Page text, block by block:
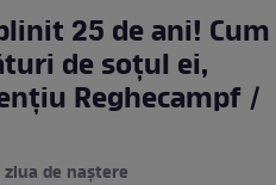
25 de ani! Cum
de soțul ei,
Reghecampf /
de naștere